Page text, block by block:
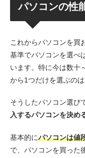
パソコンの性
これからパソコンを買
基準でパソコンを選べ
います。特に今は数十
から1つだけを選ぶの
そうしたパソコン選び
入するパソコンを決め
基本的にパソコンは値
で、パソコンを買った